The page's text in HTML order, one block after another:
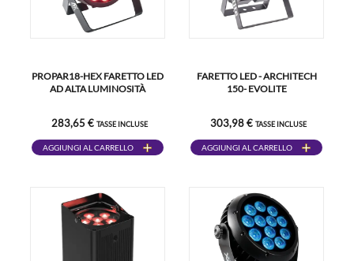
PROPAR18-HEX FARETTO LED
AD ALTA LUMINOSITÀ
283,65 € TASSE INCLUSE
AGGIUNGI AL CARRELLO
FARETTO LED - ARCHITECH
150- EVOLITE
303,98 € TASSE INCLUSE
AGGIUNGI AL CARRELLO